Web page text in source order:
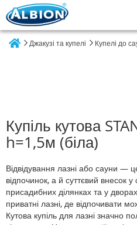
Джакузі та купелі Купелі до
Купіль кутова
h=1,5м (біла)
Відвідування лазні або сауни —
відпочинок, а й суттєвий внесок
присадибних ділянках та у
приватні лазні, де відпочивати
Кутова купіль для лазні значно